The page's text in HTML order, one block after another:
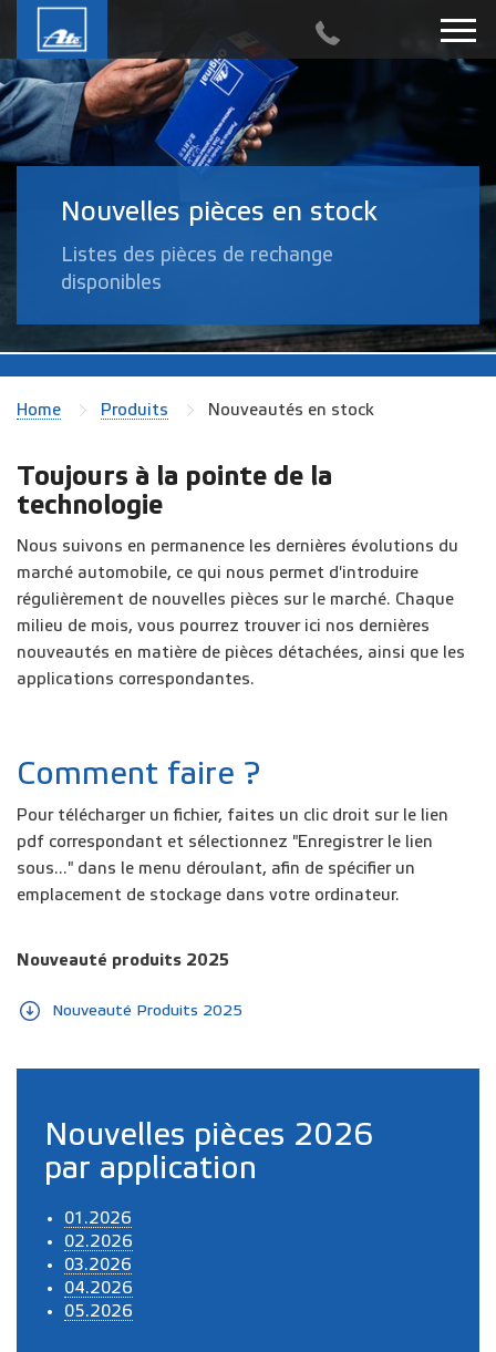
Nouvelles pièces en stock
Listes des pièces de rechange
disponibles
Home Produits Nouveautés en stock
Toujours à la pointe de la
technologie
Nous suivons en permanence les dernières évolutions du
marché automobile, ce qui nous permet d'introduire
régulièrement de nouvelles pièces sur le marché. Chaque
milieu de mois, vous pourrez trouver ici nos dernières
nouveautés en matière de pièces détachées, ainsi que les
applications correspondantes.
Comment faire ?
Pour télécharger un fichier, faites un clic droit sur le lien
pdf correspondant et sélectionnez "Enregistrer le lien
sous..." dans le menu déroulant, afin de spécifier un
emplacement de stockage dans votre ordinateur.
Nouveauté produits 2025
Nouveauté Produits 2025
Nouvelles pièces 2026
par application
01.2026
02.2026
03.2026
04.2026
05.2026